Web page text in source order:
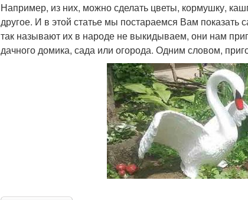
Например, из них, можно сделать цветы, кормушку,
другое. И в этой статье мы постараемся Вам
так называют их в народе не выкидываем, они нам
дачного домика, сада или огорода. Одним словом,